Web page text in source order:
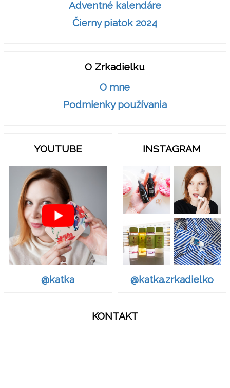
Adventné kalendáre
Čierny piatok 2024
O Zrkadielku
O mne
Podmienky používania
YOUTUBE
@katka
INSTAGRAM
@katka.zrkadielko
KONTAKT